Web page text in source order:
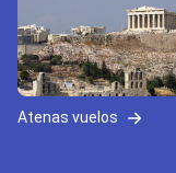
Atenas vuelos